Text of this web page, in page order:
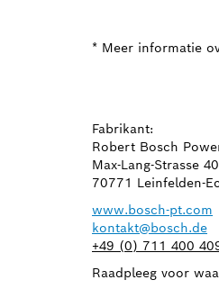
* Meer informatie
Fabrikant:
Robert Bosch
Max-Lang-Strasse
70771 Leinfelden-
www.bosch-pt.com
kontakt@bosch.de
+49 (0) 711 400
Raadpleeg voor